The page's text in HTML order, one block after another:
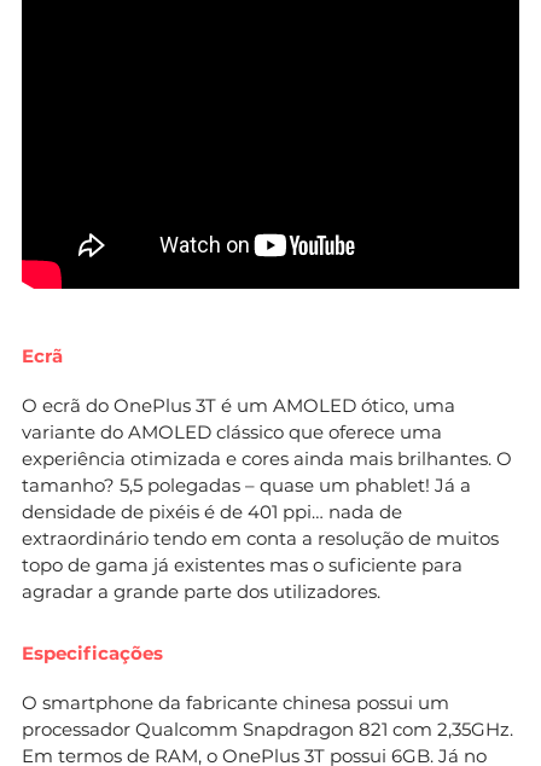
Ecrã
O ecrã do OnePlus 3T é um AMOLED ótico, uma
variante do AMOLED clássico que oferece uma
experiência otimizada e cores ainda mais brilhantes. O
tamanho? 5,5 polegadas – quase um phablet! Já a
densidade de pixéis é de 401 ppi… nada de
extraordinário tendo em conta a resolução de muitos
topo de gama já existentes mas o suficiente para
agradar a grande parte dos utilizadores.
Especificações
O smartphone da fabricante chinesa possui um
processador Qualcomm Snapdragon 821 com 2,35GHz.
Em termos de RAM, o OnePlus 3T possui 6GB. Já no